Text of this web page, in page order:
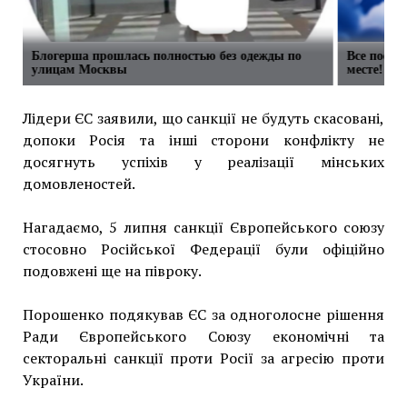
по
Все посты любимых телеграм каналов в одном
месте!
Лідери ЄС заявили, що санкції не будуть скасовані,
допоки Росія та інші сторони конфлікту не
досягнуть успіхів у реалізації мінських
домовленостей.
Нагадаємо, 5 липня санкції Європейського союзу
стосовно Російської Федерації були офіційно
подовжені ще на півроку.
Порошенко подякував ЄС за одноголосне рішення
Ради Європейського Союзу економічні та
секторальні санкції проти Росії за агресію проти
України.